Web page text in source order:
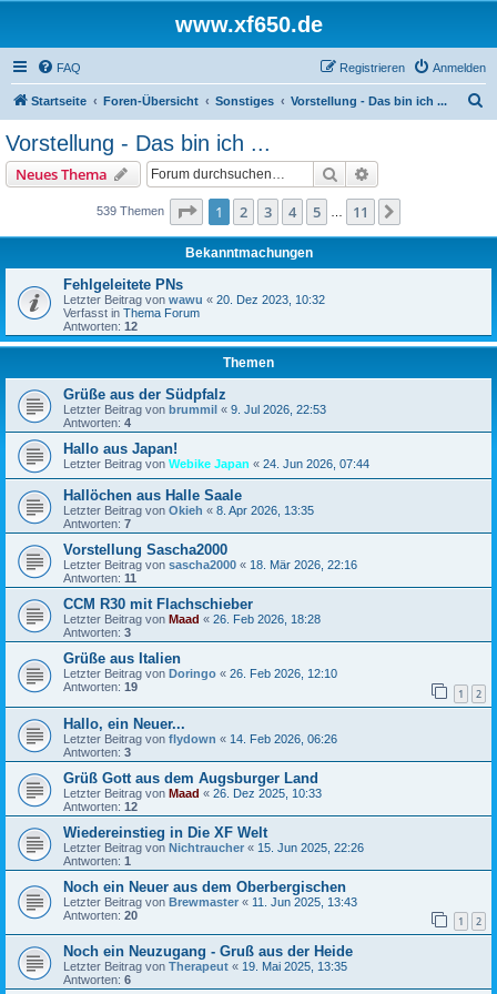
www.xf650.de
FAQ Anmelden
Registrieren
Startseite Foren-Übersicht Sonstiges Vorstellung - Das bin ich ...
Vorstellung - Das bin ich ...
Neues Thema Suche
539 Themen Seite 1von 11
1 2 3 4 5 11
Bekanntmachungen
Fehlgeleitete PNs
Letzter Beitrag von wawu « 20. Dez 2023, 10:32
Verfasst in Thema Forum
Antworten: 12
Themen
Grüße aus der Südpfalz
Letzter Beitrag von brummil « 9. Jul 2026, 22:53
Antworten: 4
Hallo aus Japan!
Letzter Beitrag von Webike Japan « 24. Jun 2026, 07:44
Hallöchen aus Halle Saale
Letzter Beitrag von Okieh « 8. Apr 2026, 13:35
Antworten: 7
Vorstellung Sascha2000
Letzter Beitrag von sascha2000 « 18. Mär 2026, 22:16
Antworten: 11
CCM R30 mit Flachschieber
Letzter Beitrag von Maad « 26. Feb 2026, 18:28
Antworten: 3
Grüße aus Italien
Letzter Beitrag von Doringo « 26. Feb 2026, 12:10
Antworten: 19 1 2
Hallo, ein Neuer...
Letzter Beitrag von flydown « 14. Feb 2026, 06:26
Antworten: 3
Grüß Gott aus dem Augsburger Land
Letzter Beitrag von Maad « 26. Dez 2025, 10:33
Antworten: 12
Wiedereinstieg in Die XF Welt
Letzter Beitrag von Nichtraucher « 15. Jun 2025, 22:26
Antworten: 1
Noch ein Neuer aus dem Oberbergischen
Letzter Beitrag von Brewmaster « 11. Jun 2025, 13:43
Antworten: 20 1 2
Noch ein Neuzugang - Gruß aus der Heide
Letzter Beitrag von Therapeut « 19. Mai 2025, 13:35
Antworten: 6